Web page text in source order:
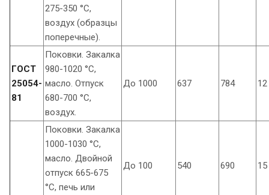
275-350 °С,
воздух (образцы
поперечные).
ГОСТ
25054-
81
Поковки. Закалка
980-1020 °С,
масло. Отпуск
680-700 °С,
воздух.
До 1000 637 784 12
Поковки. Закалка
1000-1030 °С,
масло. Двойной
отпуск 665-675
°С, печь или
До 100 540 690 15